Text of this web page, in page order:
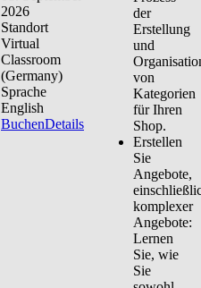
2026
Standort
Virtual
Classroom
(Germany)
Sprache
English
BuchenDetails
der
Erstellung
und
von
Kategorien
für Ihren
Shop.
Erstellen
Sie
Angebote,
komplexer
Angebote:
Lernen
Sie, wie
Sie